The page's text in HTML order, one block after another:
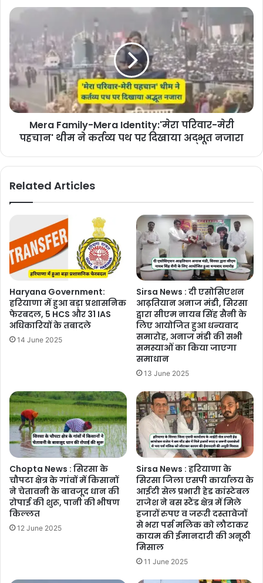
Mera Family-Mera Identity:'मेरा परिवार-मेरी
पहचान' थीम ने कर्तव्य पथ पर दिखाया अद्भूत नजारा
Related Articles
Haryana Government:
हरियाणा में हुआ बड़ा प्रशासनिक
फेरबदल, 5 HCS और 31 IAS
अधिकारियों के तबादले
14 June 2025
Sirsa News : दी एसोसिएशन
आढ़तियान अनाज मंडी, सिरसा
द्वारा सीएम नायब सिंह सैनी के
लिए आयोजित हुआ धन्यवाद
समारोह, अनाज मंडी की सभी
समस्याओं का किया जाएगा
समाधान
13 June 2025
Chopta News : सिरसा के
चौपटा क्षेत्र के गांवों में किसानों
ने चेतावनी के बावजूद धान की
रोपाई की शुरू, पानी की भीषण
किल्लत
12 June 2025
Sirsa News : हरियाणा के
सिरसा जिला एसपी कार्यालय के
आईटी सेल प्रभारी हेड कांस्टेबल
राजेश ने बस स्टैंड क्षेत्र में मिले
हजारों रुपए व जरूरी दस्तावेजों
से भरा पर्स मलिक को लौटाकर
कायम की ईमानदारी की अनूठी
मिसाल
11 June 2025